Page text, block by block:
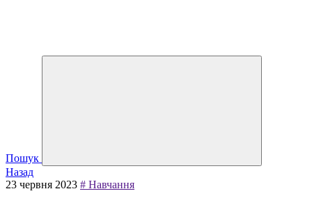
Пошук
Назад
23 червня 2023 # Навчання